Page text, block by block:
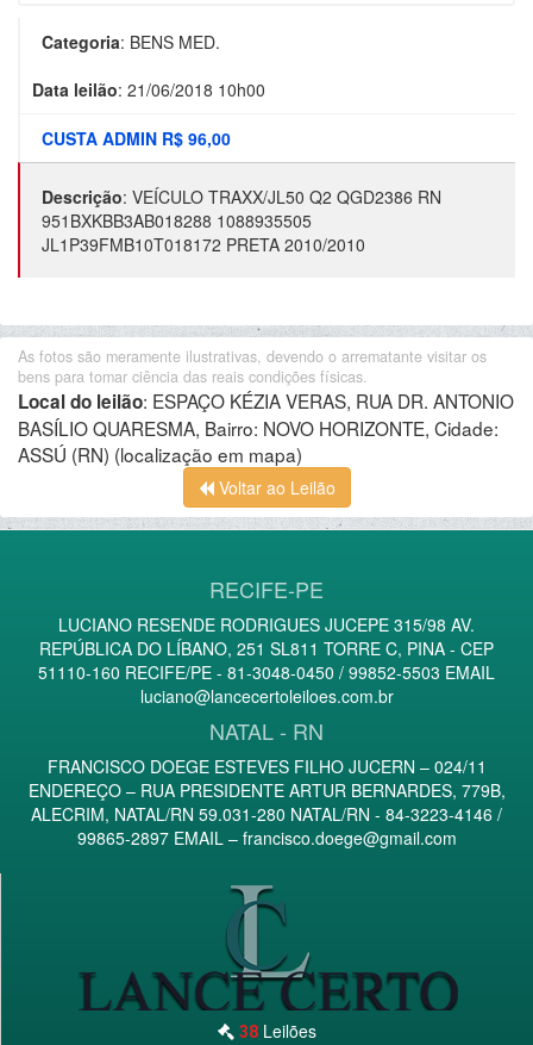
Categoria: BENS MED.
Data leilão: 21/06/2018 10h00
CUSTA ADMIN R$ 96,00
Descrição: VEÍCULO TRAXX/JL50 Q2 QGD2386 RN
951BXKBB3AB018288 1088935505
JL1P39FMB10T018172 PRETA 2010/2010
As fotos são meramente ilustrativas, devendo o arrematante visitar os
bens para tomar ciência das reais condições físicas.
Local do leilão: ESPAÇO KÉZIA VERAS, RUA DR. ANTONIO
BASÍLIO QUARESMA, Bairro: NOVO HORIZONTE, Cidade:
ASSÚ (RN) (localização em mapa)
Voltar ao Leilão
RECIFE-PE
LUCIANO RESENDE RODRIGUES JUCEPE 315/98 AV.
REPÚBLICA DO LÍBANO, 251 SL811 TORRE C, PINA - CEP
51110-160 RECIFE/PE - 81-3048-0450 / 99852-5503 EMAIL
luciano@lancecertoleiloes.com.br
NATAL - RN
FRANCISCO DOEGE ESTEVES FILHO JUCERN – 024/11
ENDEREÇO – RUA PRESIDENTE ARTUR BERNARDES, 779B,
ALECRIM, NATAL/RN 59.031-280 NATAL/RN - 84-3223-4146 /
99865-2897 EMAIL – francisco.doege@gmail.com
38 Leilões